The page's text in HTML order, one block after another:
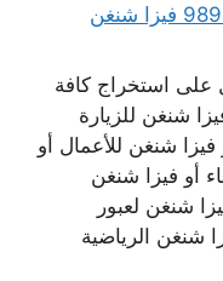
مكتب استخراج فيزا شنغن 98951133 فيزا شنغن
على استخراج كافة
شنغن للزيارة
فيزا شنغن للأعمال أو
أو فيزا شنغن
شنغن لعبور
شنغن الرياضية